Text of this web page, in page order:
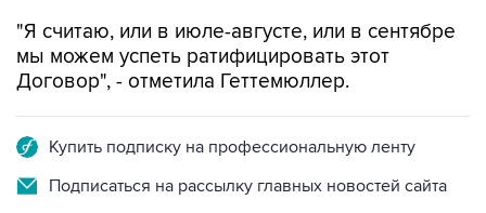
"Я считаю, или в июле-августе, или в сентябре
мы можем успеть ратифицировать этот
Договор", - отметила Геттемюллер.
Купить подписку на профессиональную ленту
Подписаться на рассылку главных новостей сайта